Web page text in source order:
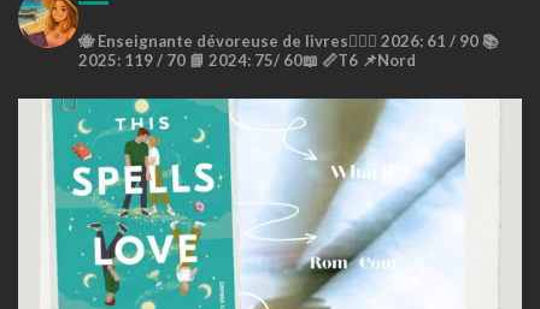
🐝Enseignante dévoreuse de livres🙇🏼‍♀️ 2026: 61 / 90 📚
2025: 119 / 70 📘 2024: 75/ 60📖 📏T6 📌Nord